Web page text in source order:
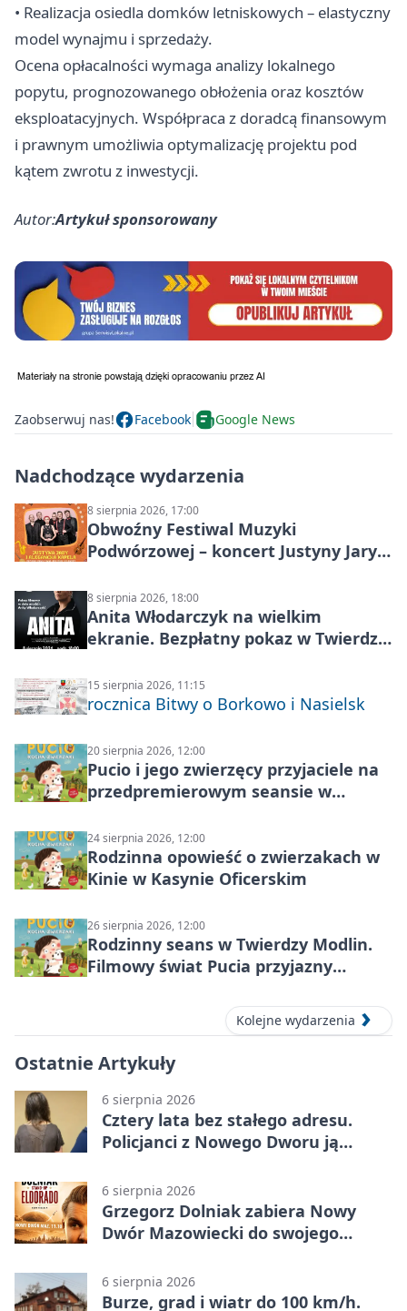
• Realizacja osiedla domków letniskowych – elastyczny
model wynajmu i sprzedaży.
Ocena opłacalności wymaga analizy lokalnego
popytu, prognozowanego obłożenia oraz kosztów
eksploatacyjnych. Współpraca z doradcą finansowym
i prawnym umożliwia optymalizację projektu pod
kątem zwrotu z inwestycji.
Autor:Artykuł sponsorowany
Zaobserwuj nas! Facebook Google News
Nadchodzące wydarzenia
8 sierpnia 2026, 17:00
Obwoźny Festiwal Muzyki
Podwórzowej – koncert Justyny Jary i
8 sierpnia 2026, 18:00
Anita Włodarczyk na wielkim
ekranie. Bezpłatny pokaz w Twierdzy
15 sierpnia 2026, 11:15
rocznica Bitwy o Borkowo i Nasielsk
20 sierpnia 2026, 12:00
Pucio i jego zwierzęcy przyjaciele na
przedpremierowym seansie w
24 sierpnia 2026, 12:00
Rodzinna opowieść o zwierzakach w
Kinie w Kasynie Oficerskim
26 sierpnia 2026, 12:00
Rodzinny seans w Twierdzy Modlin.
Filmowy świat Pucia przyjazny
Kolejne wydarzenia
Ostatnie Artykuły
6 sierpnia 2026
Cztery lata bez stałego adresu.
Policjanci z Nowego Dworu ją
6 sierpnia 2026
Grzegorz Dolniak zabiera Nowy
Dwór Mazowiecki do swojego
6 sierpnia 2026
Burze, grad i wiatr do 100 km/h.